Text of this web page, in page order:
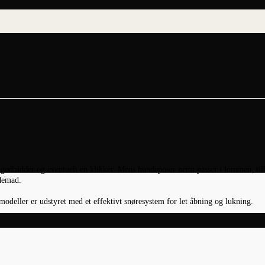
er udstyret med et effektivt snøresystem for let åbning og lukning.